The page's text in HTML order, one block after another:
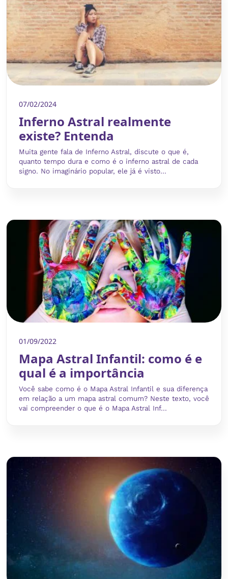
07/02/2024
Inferno Astral realmente
existe? Entenda
Muita gente fala de Inferno Astral, discute o que é,
quanto tempo dura e como é o inferno astral de cada
signo. No imaginário popular, ele já é visto...
01/09/2022
Mapa Astral Infantil: como é e
qual é a importância
Você sabe como é o Mapa Astral Infantil e sua diferença
em relação a um mapa astral comum? Neste texto, você
vai compreender o que é o Mapa Astral Inf...